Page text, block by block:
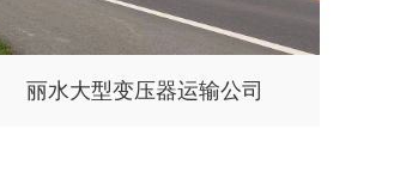
丽水大型变压器运输公司